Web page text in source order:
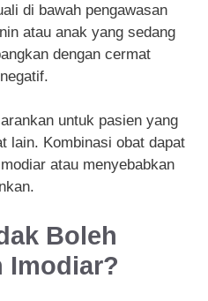
di bawah pengawasan
atau anak yang sedang
dengan cermat
untuk pasien yang
lain. Kombinasi obat dapat
atau menyebabkan
Boleh
Imodiar?